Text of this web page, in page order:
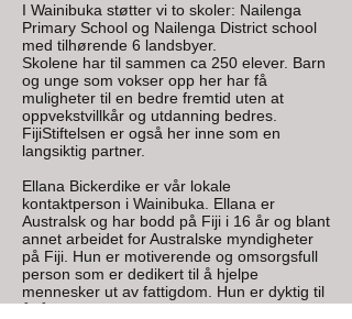
I Wainibuka støtter vi to skoler: Nailenga
Primary School og Nailenga District school
med tilhørende 6 landsbyer.
Skolene har til sammen ca 250 elever. Barn
og unge som vokser opp her har få
muligheter til en bedre fremtid uten at
oppvekstvillkår og utdanning bedres.
FijiStiftelsen er også her inne som en
langsiktig partner.
Ellana Bickerdike er vår lokale
kontaktperson i Wainibuka. Ellana er
Australsk og har bodd på Fiji i 16 år og blant
annet arbeidet for Australske myndigheter
på Fiji. Hun er motiverende og omsorgsfull
person som er dedikert til å hjelpe
mennesker ut av fattigdom. Hun er dyktig til
å få innbyggerne til og selv planlegge, drive